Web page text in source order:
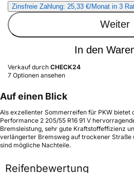
Zinsfreie Zahlung: 25,33 €/Monat in 3
Weiter
In den
Verkauf durch CHECK24
7 Optionen ansehen
Auf einen Blick
Als exzellenter Sommerreifen für PKW bietet
Performance 2 205/55 R16 91 V
Bremsleistung, sehr gute Kraftstoffeffizienz
verlängerter Bremsweg auf trockener Straße
sind mögliche Nachteile.
Reifenbewertung